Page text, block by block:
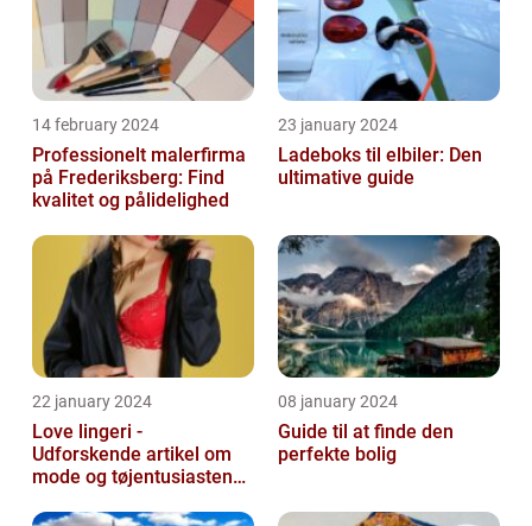
14 february 2024
Professionelt malerfirma
på Frederiksberg: Find
kvalitet og pålidelighed
23 january 2024
Ladeboks til elbiler: Den
ultimative guide
22 january 2024
Love lingeri -
Udforskende artikel om
mode og tøjentusiastens
08 january 2024
Guide til at finde den
perfekte bolig